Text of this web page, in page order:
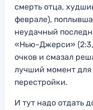
смерть отца,
феврале),
неудачный
«Нью-Джерси» (2:3,
очков и смазал
лучший момент
перестройки.
И тут надо отдать